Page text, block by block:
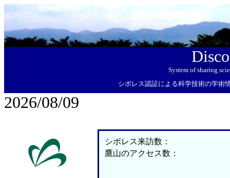
System of sharing
シボレス認証による科学技術の学術
2026/08/09
シボレス来訪数：
鷹山のアクセス数：